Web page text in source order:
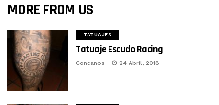
MORE FROM US
TATUAJES
Tatuaje Escudo Racing
Concanos 24 Abril, 2018